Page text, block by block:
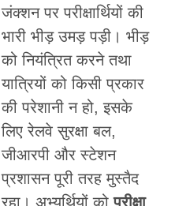
जंक्शन पर परीक्षार्थियों की
भारी भीड़ उमड़ पड़ी। भीड़
को नियंत्रित करने तथा
यात्रियों को किसी प्रकार
की परेशानी न हो, इसके
लिए रेलवे सुरक्षा बल,
जीआरपी और स्टेशन
प्रशासन पूरी तरह मुस्तैद
रहा। अभ्यर्थियों कोपरीक्षा